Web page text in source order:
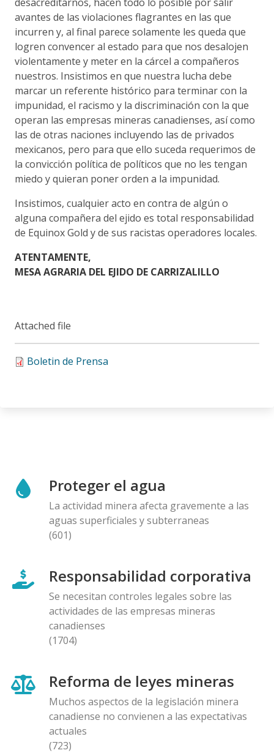
avantes de las violaciones flagrantes en las que
incurren y, al final parece solamente les queda que
logren convencer al estado para que nos desalojen
violentamente y meter en la cárcel a compañeros
nuestros. Insistimos en que nuestra lucha debe
marcar un referente histórico para terminar con la
impunidad, el racismo y la discriminación con la que
operan las empresas mineras canadienses, así como
las de otras naciones incluyendo las de privados
mexicanos, pero para que ello suceda requerimos de
la convicción política de políticos que no les tengan
miedo y quieran poner orden a la impunidad.
Insistimos, cualquier acto en contra de algún o
alguna compañera del ejido es total responsabilidad
de Equinox Gold y de sus racistas operadores locales.
ATENTAMENTE,
MESA AGRARIA DEL EJIDO DE CARRIZALILLO
Attached file
Boletin de Prensa
Proteger el agua
La actividad minera afecta gravemente a las
aguas superficiales y subterraneas
(601)
Responsabilidad corporativa
Se necesitan controles legales sobre las
actividades de las empresas mineras
canadienses
(1704)
Reforma de leyes mineras
Muchos aspectos de la legislación minera
canadiense no convienen a las expectativas
actuales
(723)